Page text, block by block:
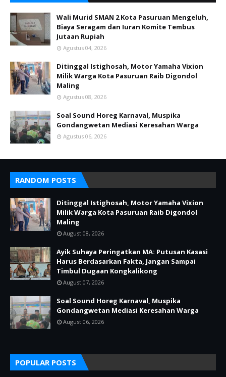
Wali Murid SMAN 2 Kota Pasuruan Mengeluh,
Biaya Seragam dan Iuran Komite Tembus
Jutaan Rupiah
Agustus 04, 2026
Ditinggal Istighosah, Motor Yamaha Vixion
Milik Warga Kota Pasuruan Raib Digondol
Maling
Agustus 08, 2026
Soal Sound Horeg Karnaval, Muspika
Gondangwetan Mediasi Keresahan Warga
Agustus 06, 2026
RANDOM POSTS
Ditinggal Istighosah, Motor Yamaha Vixion
Milik Warga Kota Pasuruan Raib Digondol
Maling
August 08, 2026
Ayik Suhaya Peringatkan MA: Putusan Kasasi
Harus Berdasarkan Fakta, Jangan Sampai
Timbul Dugaan Kongkalikong
August 07, 2026
Soal Sound Horeg Karnaval, Muspika
Gondangwetan Mediasi Keresahan Warga
August 06, 2026
POPULAR POSTS